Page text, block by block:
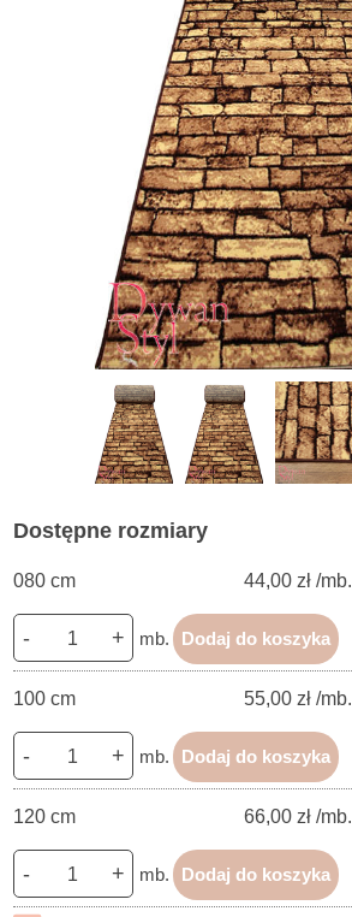
Dostępne rozmiary
080 cm 44,00 zł /mb.
- + mb. Dodaj do koszyka
100 cm 55,00 zł /mb.
- + mb. Dodaj do koszyka
120 cm 66,00 zł /mb.
- + mb. Dodaj do koszyka